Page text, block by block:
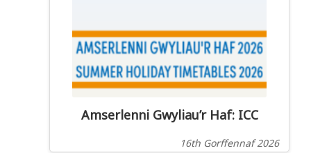
Amserlenni Gwyliau’r Haf: ICC
16th Gorffennaf 2026